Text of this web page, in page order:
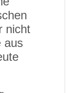
nicht
aus